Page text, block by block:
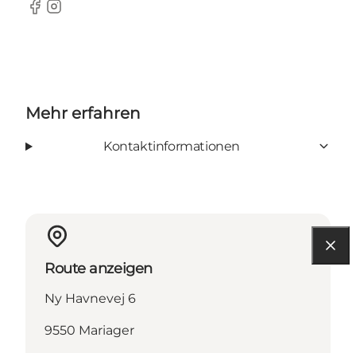
Facebook
Instagram
Mehr erfahren
Kontaktinformationen
Route anzeigen
Ny Havnevej 6
9550 Mariager